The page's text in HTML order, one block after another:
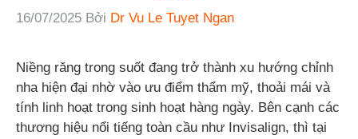
16/07/2025 Bởi Dr Vu Le Tuyet Ngan
Niềng răng trong suốt đang trở thành xu hướng chỉnh
nha hiện đại nhờ vào ưu điểm thẩm mỹ, thoải mái và
tính linh hoạt trong sinh hoạt hàng ngày. Bên cạnh các
thương hiệu nổi tiếng toàn cầu như Invisalign, thì tại